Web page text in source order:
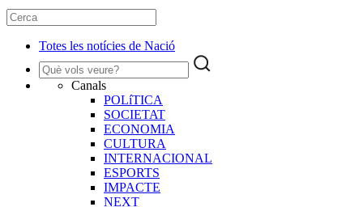
Totes les notícies de Nació
Canals
POLíTICA
SOCIETAT
ECONOMIA
CULTURA
INTERNACIONAL
ESPORTS
IMPACTE
NEXT